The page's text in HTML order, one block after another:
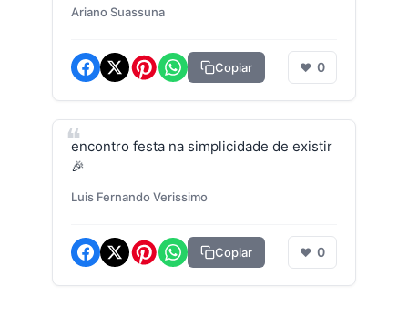
Ariano Suassuna
Copiar ❤ 0
encontro festa na simplicidade de existir
🎉
Luis Fernando Verissimo
Copiar ❤ 0